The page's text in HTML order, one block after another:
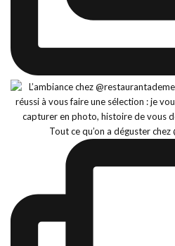
Tout ce qu’on a déguster